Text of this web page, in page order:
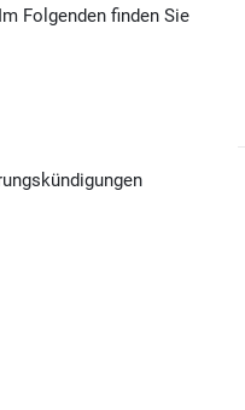
Folgenden finden Sie